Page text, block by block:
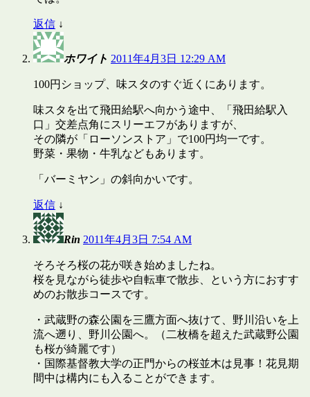
返信 ↓
ホワイト 2011年4月3日 12:29 AM
100円ショップ、味スタのすぐ近くにあります。
味スタを出て飛田給駅へ向かう途中、「飛田給駅入
口」交差点角にスリーエフがありますが、
その隣が「ローソンストア」で100円均一です。
野菜・果物・牛乳などもあります。
「バーミヤン」の斜向かいです。
返信 ↓
Rin 2011年4月3日 7:54 AM
そろそろ桜の花が咲き始めましたね。
桜を見ながら徒歩や自転車で散歩、という方におすす
めのお散歩コースです。
・武蔵野の森公園を三鷹方面へ抜けて、野川沿いを上
流へ遡り、野川公園へ。（二枚橋を超えた武蔵野公園
も桜が綺麗です）
・国際基督教大学の正門からの桜並木は見事！花見期
間中は構内にも入ることができます。